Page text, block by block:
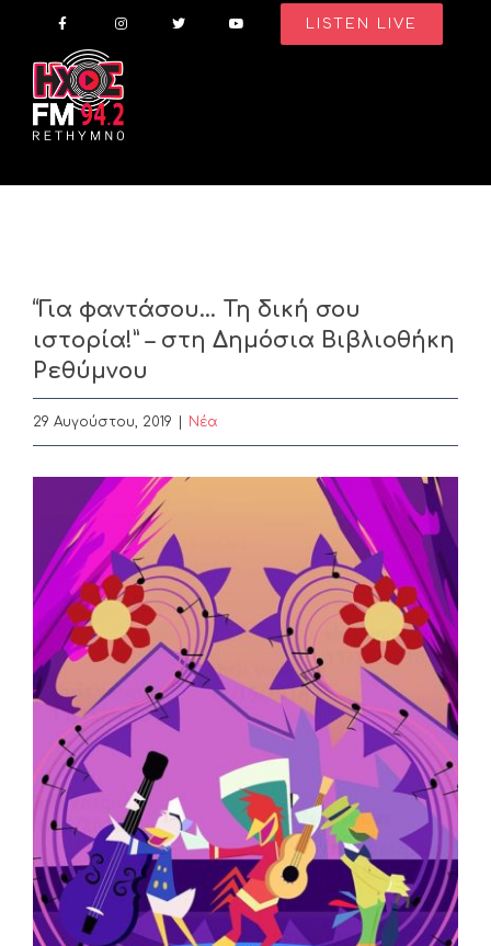
content
LISTEN LIVE
“Για φαντάσου… Τη δική σου
ιστορία!” – στη Δημόσια Βιβλιοθήκη
Ρεθύμνου
29 Αυγούστου, 2019 | Nέα
Larger
Image